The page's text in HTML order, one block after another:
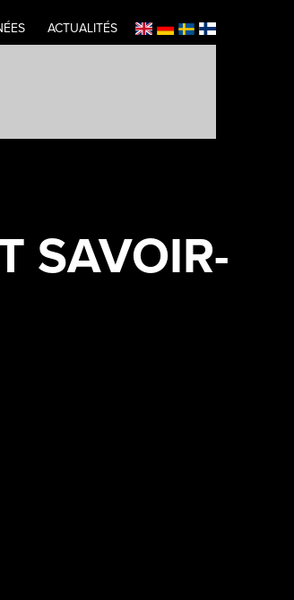
ACTUALITÉS
SAVOIR-